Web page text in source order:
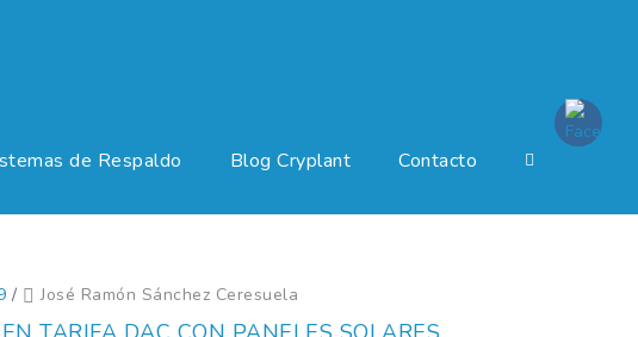
de Respaldo Blog Cryplant Contacto
/ José Ramón Sánchez Ceresuela